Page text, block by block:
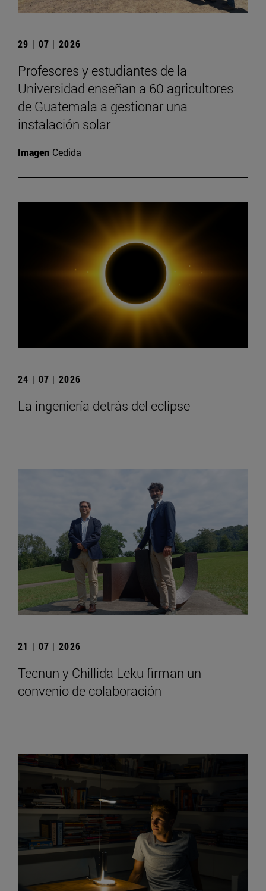
29 | 07 | 2026
Profesores y estudiantes de la
Universidad enseñan a 60 agricultores
de Guatemala a gestionar una
instalación solar
Imagen Cedida
24 | 07 | 2026
La ingeniería detrás del eclipse
21 | 07 | 2026
Tecnun y Chillida Leku firman un
convenio de colaboración